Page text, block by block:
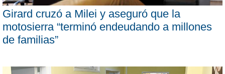
Girard cruzó a Milei y aseguró que la
motosierra “terminó endeudando a millones
de familias”